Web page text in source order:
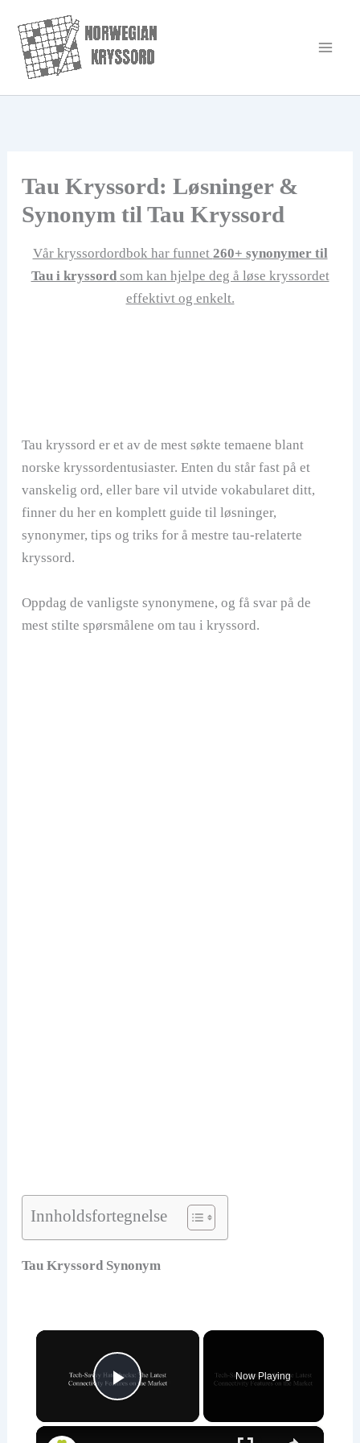
rett
innholdet
Tau Kryssord: Løsninger &
Synonym til Tau Kryssord
Vår kryssordordbok har funnet 260+ synonymer til
Tau i kryssordsom kan hjelpe deg å løse kryssordet
effektivt og enkelt.
Tau kryssord er et av de mest søkte temaene blant
norske kryssordentusiaster. Enten du står fast på et
vanskelig ord, eller bare vil utvide vokabularet ditt,
finner du her en komplett guide til løsninger,
synonymer, tips og triks for å mestre tau-relaterte
kryssord.
Oppdag de vanligste synonymene, og få svar på de
mest stilte spørsmålene om tau i kryssord.
Innholdsfortegnelse
Tau Kryssord Synonym
×
Play Video
Now Playing
×